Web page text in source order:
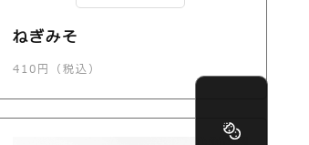
ねぎみそ
410円（税込）